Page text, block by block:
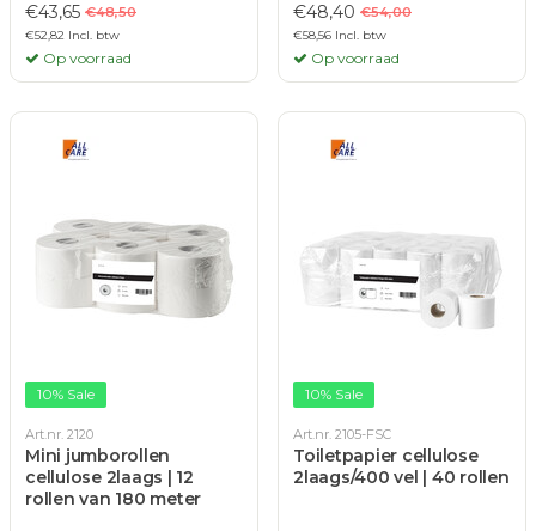
€43,65 €48,50
€52,82 Incl. btw
Op voorraad
€48,40 €54,00
€58,56 Incl. btw
Op voorraad
10% Sale
Art.nr. 2120
Mini jumborollen
cellulose 2laags | 12
rollen van 180 meter
10% Sale
Art.nr. 2105-FSC
Toiletpapier cellulose
2laags/400 vel | 40 rollen